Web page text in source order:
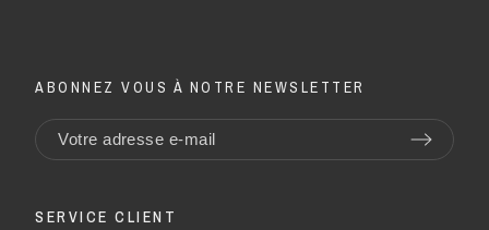
ABONNEZ VOUS À NOTRE NEWSLETTER
SERVICE CLIENT